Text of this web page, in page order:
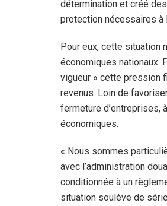
détermination et créé
protection nécessaires à
Pour eux, cette situation
économiques nationaux.
vigueur » cette pression
revenus. Loin de
fermeture d’entreprises,
économiques.
« Nous sommes
avec l’administration
conditionnée à un
situation soulève de